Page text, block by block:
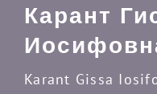
Карант
Karant Gissa